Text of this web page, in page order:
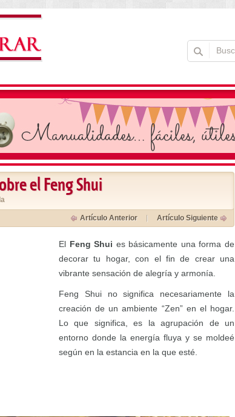
el Feng Shui
Artículo Anterior Artículo Siguiente
El Feng Shui es básicamente una forma de
decorar tu hogar, con el fin de crear una
vibrante sensación de alegría y armonía.
Feng Shui no significa necesariamente la
creación de un ambiente “Zen” en el hogar.
Lo que significa, es la agrupación de un
entorno donde la energía fluya y se moldeé
según en la estancia en la que esté.